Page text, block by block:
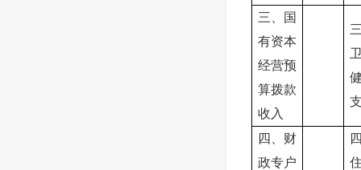
三、国
有资本
经营预
算拨款
收入
四、财
政专户